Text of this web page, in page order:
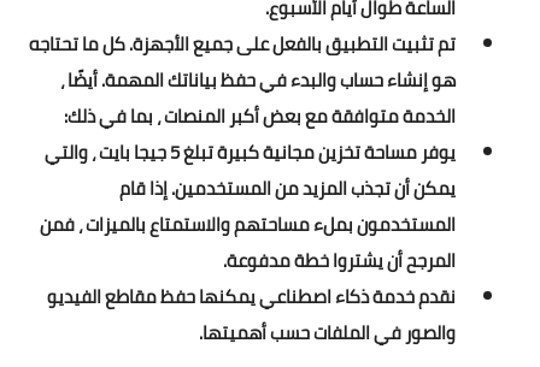
الساعة طوال أيام الأسبوع.
تم تثبيت التطبيق بالفعل على جميع الأجهزة. كل ما تحتاجه
هو إنشاء حساب والبدء في حفظ بياناتك المهمة. أيضًا ،
الخدمة متوافقة مع بعض أكبر المنصات ، بما في ذلك:
يوفر مساحة تخزين مجانية كبيرة تبلغ 5 جيجا بايت ، والتي
يمكن أن تجذب المزيد من المستخدمين. إذا قام
المستخدمون بملء مساحتهم والاستمتاع بالميزات ، فمن
المرجح أن يشتروا خطة مدفوعة.
نقدم خدمة ذكاء اصطناعي يمكنها حفظ مقاطع الفيديو
والصور في الملفات حسب أهميتها.